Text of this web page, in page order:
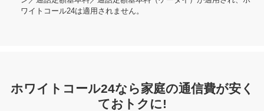
ワイトコール24は適用されません。
ホワイトコール24なら家庭の通信費が安く
ておトクに!